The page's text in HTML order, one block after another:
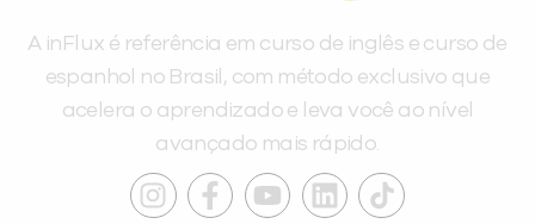
A inFlux é referência em curso de inglês e curso de
espanhol no Brasil, com método exclusivo que
acelera o aprendizado e leva você ao nível
avançado mais rápido.